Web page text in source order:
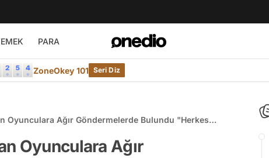
PARA
ZoneOkey 101 Seri Diz
Oyunculara Ağır Göndermelerde Bulundu "Herkes
Oyunculara Ağır